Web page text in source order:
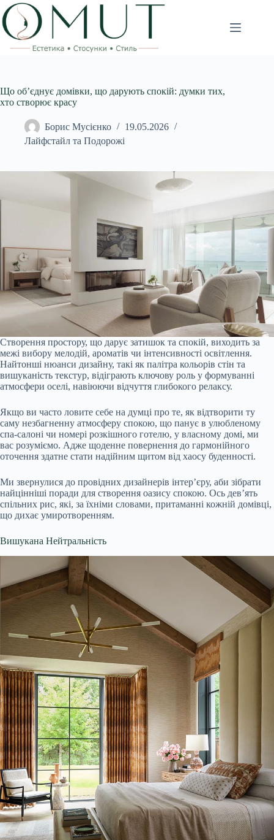
Перейти
до
вмісту
Що об’єднує домівки, що дарують спокій: думки тих,
хто створює красу
Борис Мусієнко
19.05.2026
Лайфстайл та Подорожі
Створення простору, що дарує затишок та спокій, виходить за
межі вибору мелодій, ароматів чи інтенсивності освітлення.
Найтонші нюанси дизайну, такі як палітра кольорів стін та
вишуканість текстур, відіграють ключову роль у формуванні
атмосфери оселі, навіюючи відчуття глибокого релаксу.
Якщо ви часто ловите себе на думці про те, як відтворити ту
саму незбагненну атмосферу спокою, що панує в улюбленому
спа-салоні чи номері розкішного готелю, у власному домі, ми
вас розуміємо. Адже щоденне повернення до гармонійного
оточення здатне стати надійним щитом від хаосу буденності.
Ми звернулися до провідних дизайнерів інтер’єру, аби зібрати
найцінніші поради для створення оазису спокою. Ось дев’ять
спільних рис, які, за їхніми словами, притаманні кожній домівці,
що дихає умиротворенням.
Вишукана Нейтральність